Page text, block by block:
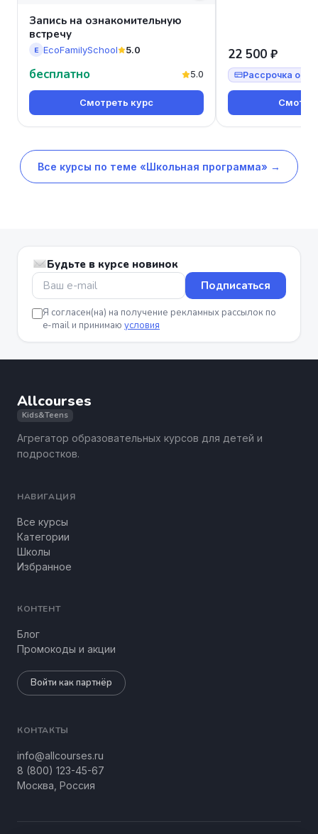
Запись на ознакомительную
встречу
E EcoFamilySchool 5.0
бесплатно 5.0
Смотреть курс
22 500 ₽
Рассрочка от
Все курсы по теме «Школьная программа» →
Будьте в курсе новинок
Подписаться
Я согласен(на) на получение рекламных рассылок по
e-mail и принимаю условия
Allcourses
Kids&Teens
Агрегатор образовательных курсов для детей и
подростков.
НАВИГАЦИЯ
Все курсы
Категории
Школы
Избранное
КОНТЕНТ
Блог
Промокоды и акции
Войти как партнёр
КОНТАКТЫ
info@allcourses.ru
8 (800) 123-45-67
Москва, Россия